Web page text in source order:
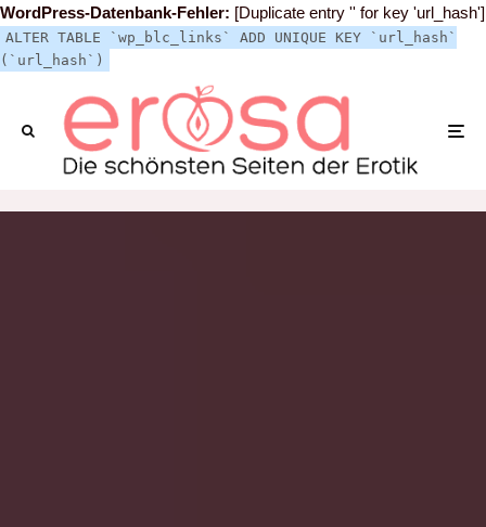
WordPress-Datenbank-Fehler: [Duplicate entry '' for key 'url_hash']
ALTER TABLE `wp_blc_links` ADD UNIQUE KEY `url_hash`
(`url_hash`)